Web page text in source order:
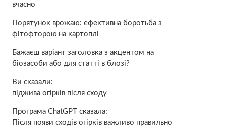
вчасно
Порятунок врожаю: ефективна боротьба з
фітофторою на картоплі
Бажаєш варіант заголовка з акцентом на
біозасоби або для статті в блозі?
Ви сказали:
піджива огірків після сходу
Програма ChatGPT сказала:
Після появи сходів огірків важливо правильно